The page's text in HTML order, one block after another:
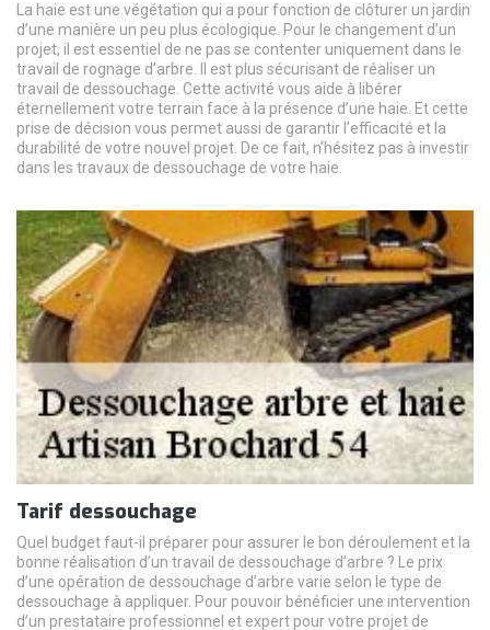
La haie est une végétation qui a pour fonction de clôturer un jardin
d’une manière un peu plus écologique. Pour le changement d’un
projet, il est essentiel de ne pas se contenter uniquement dans le
travail de rognage d’arbre. Il est plus sécurisant de réaliser un
travail de dessouchage. Cette activité vous aide à libérer
éternellement votre terrain face à la présence d’une haie. Et cette
prise de décision vous permet aussi de garantir l’efficacité et la
durabilité de votre nouvel projet. De ce fait, n’hésitez pas à investir
dans les travaux de dessouchage de votre haie.
Tarif dessouchage
Quel budget faut-il préparer pour assurer le bon déroulement et la
bonne réalisation d’un travail de dessouchage d’arbre ? Le prix
d’une opération de dessouchage d’arbre varie selon le type de
dessouchage à appliquer. Pour pouvoir bénéficier une intervention
d’un prestataire professionnel et expert pour votre projet de